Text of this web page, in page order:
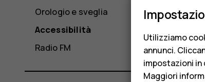
Orologio e sveglia
Accessibilità
Radio FM
Utilizziamo
annunci.
impostazioni
Maggiori